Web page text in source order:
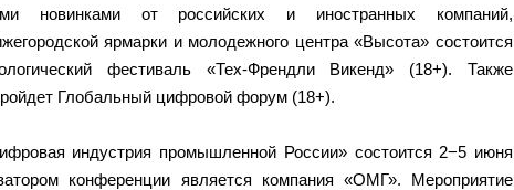
новинками от российских и иностранных компаний,
ярмарки и молодежного центра «Высота» состоится
фестиваль «Тех-Френдли Викенд» (18+). Также
Глобальный цифровой форум (18+).
индустрия промышленной России» состоится 2−5 июня
конференции является компания «ОМГ». Мероприятие